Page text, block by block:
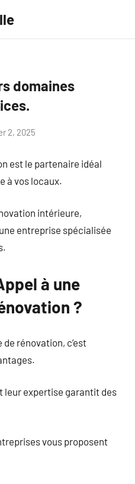
domaines
2, 2025
est le partenaire idéal
à vos locaux.
intérieure,
entreprise spécialisée
à une
?
rénovation, c’est
leur expertise garantit des
vous proposent